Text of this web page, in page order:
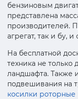
бензиновым
представлена
производителей.
агрегат, так и бу,
На бесплатной
техника не только
ландшафта. Также
подвешивания на
косилки